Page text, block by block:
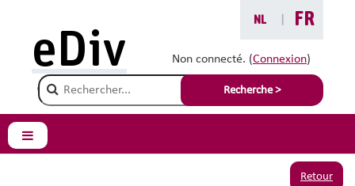
NL
FR
Non connecté. (Connexion)
Champ de recherche
Recherche >
eDiv
Panneau latéral
Vous êtes ici :
Injonction à l'agence
intérim
Retour